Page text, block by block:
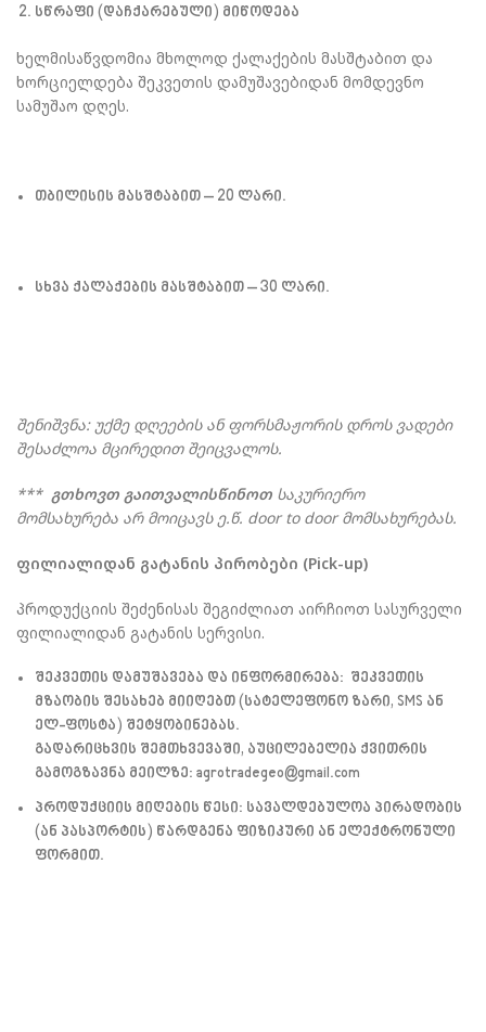
სწრაფი (დაჩქარებული) მიწოდება
ხელმისაწვდომია მხოლოდ ქალაქების მასშტაბით და
ხორციელდება შეკვეთის დამუშავებიდან მომდევნო
სამუშაო დღეს.
თბილისის მასშტაბით – 20 ლარი.
სხვა ქალაქების მასშტაბით – 30 ლარი.
შენიშვნა: უქმე დღეების ან ფორსმაჟორის დროს ვადები
შესაძლოა მცირედით შეიცვალოს.
*** გთხოვთ გაითვალისწინოთ საკურიერო
მომსახურება არ მოიცავს ე.წ. door to doorმომსახურებას.
ფილიალიდან გატანის პირობები (Pick-up)
პროდუქციის შეძენისას შეგიძლიათ აირჩიოთ სასურველი
ფილიალიდან გატანის სერვისი.
შეკვეთის დამუშავება და ინფორმირება: შეკვეთის
მზაობის შესახებ მიიღებთ (სატელეფონო ზარი, SMS ან
ელ-ფოსტა) შეტყობინებას.
გადარიცხვის შემთხვევაში, აუცილებელია ქვითრის
გამოგზავნა მეილზე: agrotradegeo@gmail.com
პროდუქციის მიღების წესი: სავალდებულოა პირადობის
(ან პასპორტის) წარდგენა ფიზიკური ან ელექტრონული
ფორმით.